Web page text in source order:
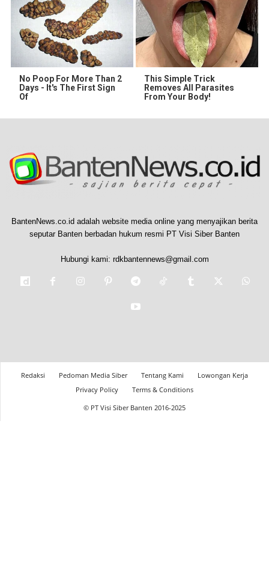
No Poop For More Than 2
Days - It's The First Sign
Of
This Simple Trick
Removes All Parasites
From Your Body!
BantenNews.co.id adalah website media online yang menyajikan berita
seputar Banten berbadan hukum resmi PT Visi Siber Banten
Hubungi kami: rdkbantennews@gmail.com
Redaksi Pedoman Media Siber Tentang Kami
Lowongan Kerja
Privacy Policy
Terms & Conditions
© PT Visi Siber Banten 2016-2025